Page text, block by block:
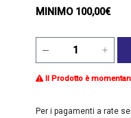
MINIMO 100,00€
Il Prodotto è
Per i pagamenti a rate